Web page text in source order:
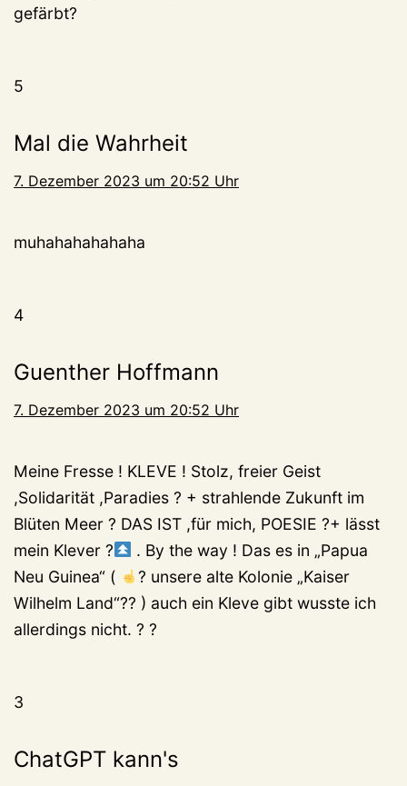
gefärbt?
5
Mal die Wahrheit
7. Dezember 2023 um 20:52 Uhr
muhahahahahaha
4
Guenther Hoffmann
7. Dezember 2023 um 20:52 Uhr
Meine Fresse ! KLEVE ! Stolz, freier Geist
,Solidarität ,Paradies ? + strahlende Zukunft im
Blüten Meer ? DAS IST ,für mich, POESIE ?+ lässt
mein Klever ?
. By the way ! Das es in „Papua
Neu Guinea“ (
? unsere alte Kolonie „Kaiser
Wilhelm Land“?? ) auch ein Kleve gibt wusste ich
allerdings nicht. ? ?
3
ChatGPT kann's